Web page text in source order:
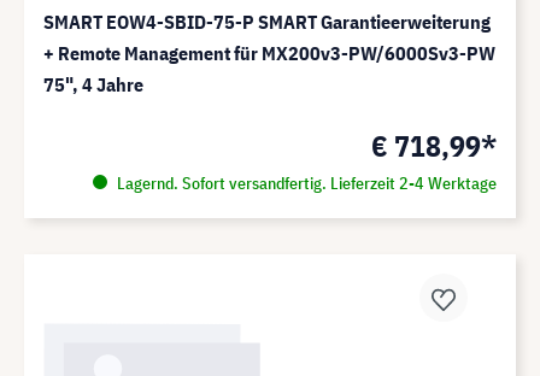
SMART EOW4-SBID-75-P SMART Garantieerweiterung
+ Remote Management für MX200v3-PW/6000Sv3-PW
75", 4 Jahre
€ 718,99*
Lagernd. Sofort versandfertig. Lieferzeit 2-4 Werktage